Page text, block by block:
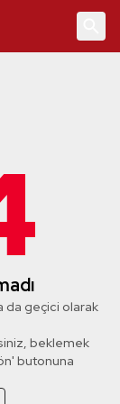
da geçici olarak
beklemek
butonuna